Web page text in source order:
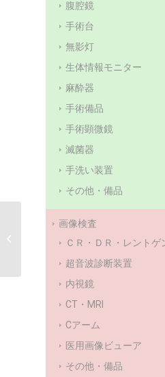
腹腔鏡
手術台
無影灯
生体情報モニター
麻酔器
手術備品
手術顕微鏡
滅菌器
手洗い装置
その他・備品
画像検査
ＣＲ・ＤＲ・レントゲ
超音波診断装置
内視鏡
CT・MRI
Cアーム
医用画像ビューア
その他・備品
東芝（現：キャノン）
超音波診断装置 Xario